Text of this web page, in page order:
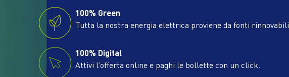
100% Green
Tutta la nostra energia elettrica proviene da fonti rinnovabili.
100% Digital
Attivi l’offerta online e paghi le bollette con un click.